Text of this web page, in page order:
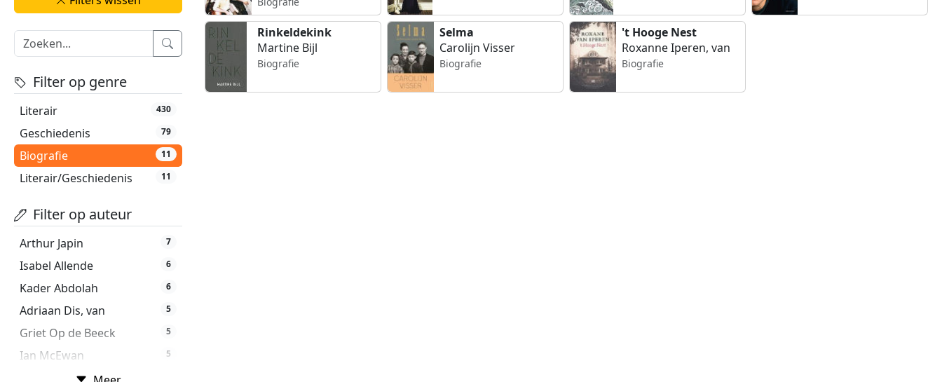
Filter op genre
Literair 430
Geschiedenis 79
Biografie 11
Literair/Geschiedenis 11
Filter op auteur
Arthur Japin 7
Isabel Allende 6
Kader Abdolah 6
Adriaan Dis, van 5
Griet Op de Beeck 5
Ian McEwan 5
Nelleke Noordervliet
Rinkeldekink
Martine Bijl
Biografie
Selma
Carolijn Visser
Biografie
't Hooge Nest
Roxanne Iperen, van
Biografie